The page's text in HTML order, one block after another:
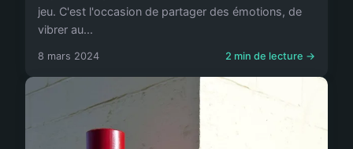
jeu. C'est l'occasion de partager des émotions, de
vibrer au...
8 mars 2024 2 min de lecture →